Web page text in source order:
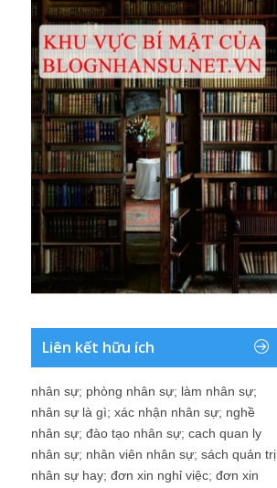
Liên kết hữu ích
nhân sự; phòng nhân sự; làm nhân sự;
nhân sự là gì; xác nhận nhân sự; nghề
nhân sự; đào tạo nhân sự; cach quan ly
nhân sự; nhân viên nhân sự; sách quản trị
nhân sự hay; đơn xin nghỉ việc; đơn xin